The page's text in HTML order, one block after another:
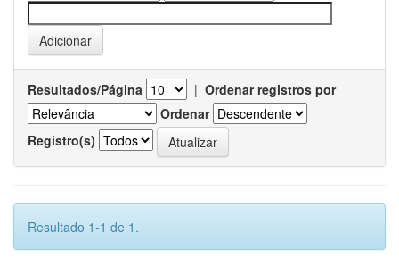
Resultados/Página | Ordenar registros por
Ordenar
Registro(s)
Resultado 1-1 de 1.